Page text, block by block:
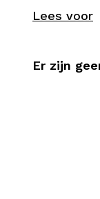
Lees voor
Er zijn